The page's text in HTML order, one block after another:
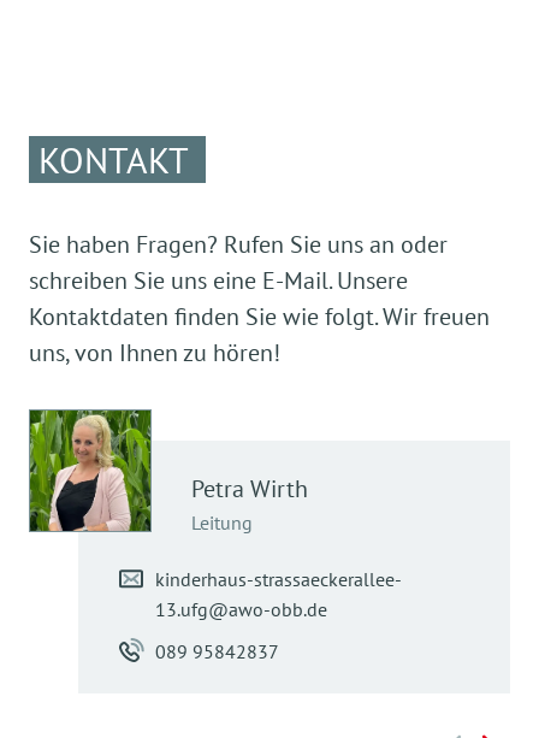
KONTAKT
Sie haben Fragen? Rufen Sie uns an oder
schreiben Sie uns eine E-Mail. Unsere
Kontaktdaten finden Sie wie folgt. Wir freuen
uns, von Ihnen zu hören!
Petra Wirth
Leitung
kinderhaus-strassaeckerallee-
13.ufg@awo-obb.de
089 95842837